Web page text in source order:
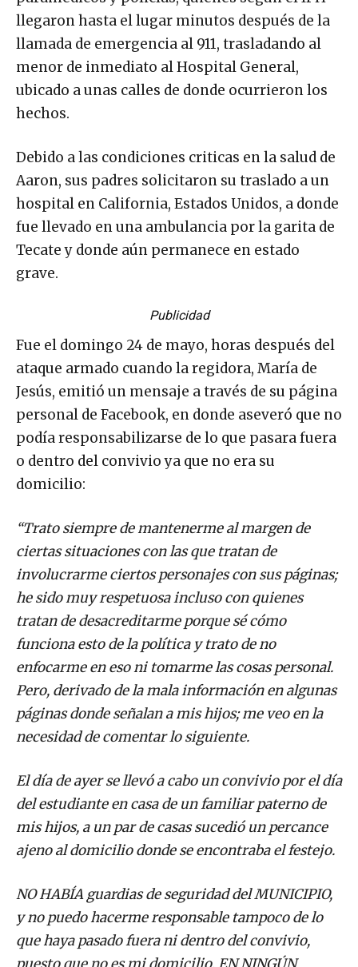
llegaron hasta el lugar minutos después de la
llamada de emergencia al 911, trasladando al
menor de inmediato al Hospital General,
ubicado a unas calles de donde ocurrieron los
hechos.
Debido a las condiciones criticas en la salud de
Aaron, sus padres solicitaron su traslado a un
hospital en California, Estados Unidos, a donde
fue llevado en una ambulancia por la garita de
Tecate y donde aún permanece en estado
grave.
Publicidad
Fue el domingo 24 de mayo, horas después del
ataque armado cuando la regidora, María de
Jesús, emitió un mensaje a través de su página
personal de Facebook, en donde aseveró que no
podía responsabilizarse de lo que pasara fuera
o dentro del convivio ya que no era su
domicilio:
“Trato siempre de mantenerme al margen de
ciertas situaciones con las que tratan de
involucrarme ciertos personajes con sus páginas;
he sido muy respetuosa incluso con quienes
tratan de desacreditarme porque sé cómo
funciona esto de la política y trato de no
enfocarme en eso ni tomarme las cosas personal.
Pero, derivado de la mala información en algunas
páginas donde señalan a mis hijos; me veo en la
necesidad de comentar lo siguiente.
El día de ayer se llevó a cabo un convivio por el día
del estudiante en casa de un familiar paterno de
mis hijos, a un par de casas sucedió un percance
ajeno al domicilio donde se encontraba el festejo.
NO HABÍA guardias de seguridad del MUNICIPIO,
y no puedo hacerme responsable tampoco de lo
que haya pasado fuera ni dentro del convivio,